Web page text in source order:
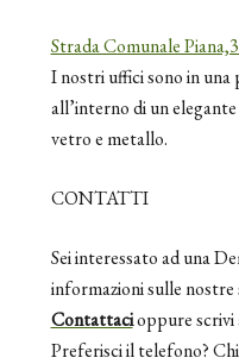
Strada Comunale
I nostri uffici sono in
all’interno di un
vetro e metallo.
CONTATTI
Sei interessato ad una
informazioni sulle nostre
Contattacioppure scrivi
Preferisci il telefono?